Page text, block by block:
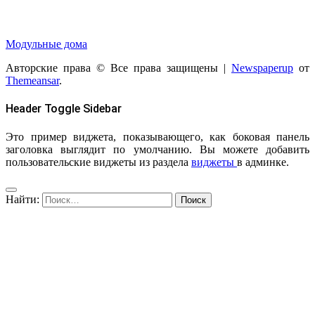
Модульные дома
Авторские права © Все права защищены | Newspaperup от
Themeansar.
Header Toggle Sidebar
Это пример виджета, показывающего, как боковая панель
заголовка выглядит по умолчанию. Вы можете добавить
пользовательские виджеты из раздела виджеты в админке.
Найти: